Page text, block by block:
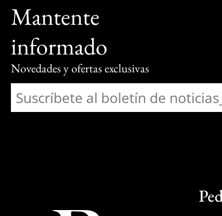
Mantente
informado
Novedades y ofertas exclusivas